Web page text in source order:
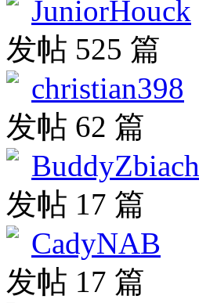
JuniorHouck
发帖 525 篇
christian398
发帖 62 篇
BuddyZbiach
发帖 17 篇
CadyNAB
发帖 17 篇